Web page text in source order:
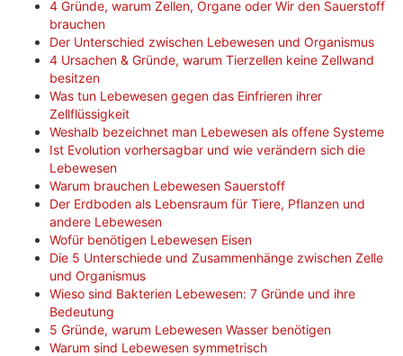
4 Gründe, warum Zellen, Organe oder Wir den Sauerstoff
brauchen
Der Unterschied zwischen Lebewesen und Organismus
4 Ursachen & Gründe, warum Tierzellen keine Zellwand
besitzen
Was tun Lebewesen gegen das Einfrieren ihrer
Zellflüssigkeit
Weshalb bezeichnet man Lebewesen als offene Systeme
Ist Evolution vorhersagbar und wie verändern sich die
Lebewesen
Warum brauchen Lebewesen Sauerstoff
Der Erdboden als Lebensraum für Tiere, Pflanzen und
andere Lebewesen
Wofür benötigen Lebewesen Eisen
Die 5 Unterschiede und Zusammenhänge zwischen Zelle
und Organismus
Wieso sind Bakterien Lebewesen: 7 Gründe und ihre
Bedeutung
5 Gründe, warum Lebewesen Wasser benötigen
Warum sind Lebewesen symmetrisch